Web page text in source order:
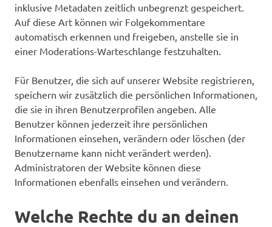
inklusive Metadaten zeitlich unbegrenzt gespeichert.
Auf diese Art können wir Folgekommentare
automatisch erkennen und freigeben, anstelle sie in
einer Moderations-Warteschlange festzuhalten.
Für Benutzer, die sich auf unserer Website registrieren,
speichern wir zusätzlich die persönlichen Informationen,
die sie in ihren Benutzerprofilen angeben. Alle
Benutzer können jederzeit ihre persönlichen
Informationen einsehen, verändern oder löschen (der
Benutzername kann nicht verändert werden).
Administratoren der Website können diese
Informationen ebenfalls einsehen und verändern.
Welche Rechte du an deinen